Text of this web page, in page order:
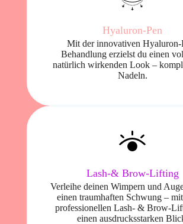
Hyaluron-Pen
Mit der innovativen Hyaluron-
Behandlung erzielst du einen
natürlich wirkenden Look –
Nadeln.
Lash-& Brow-Lifting
Verleihe deinen Wimpern und
einen traumhaften Schwung –
professionellen Lash- & Brow-
einen ausdrucksstarken